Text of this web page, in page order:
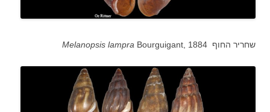
Melanopsis lampra Bourguigant, 1884 שחריר החוף